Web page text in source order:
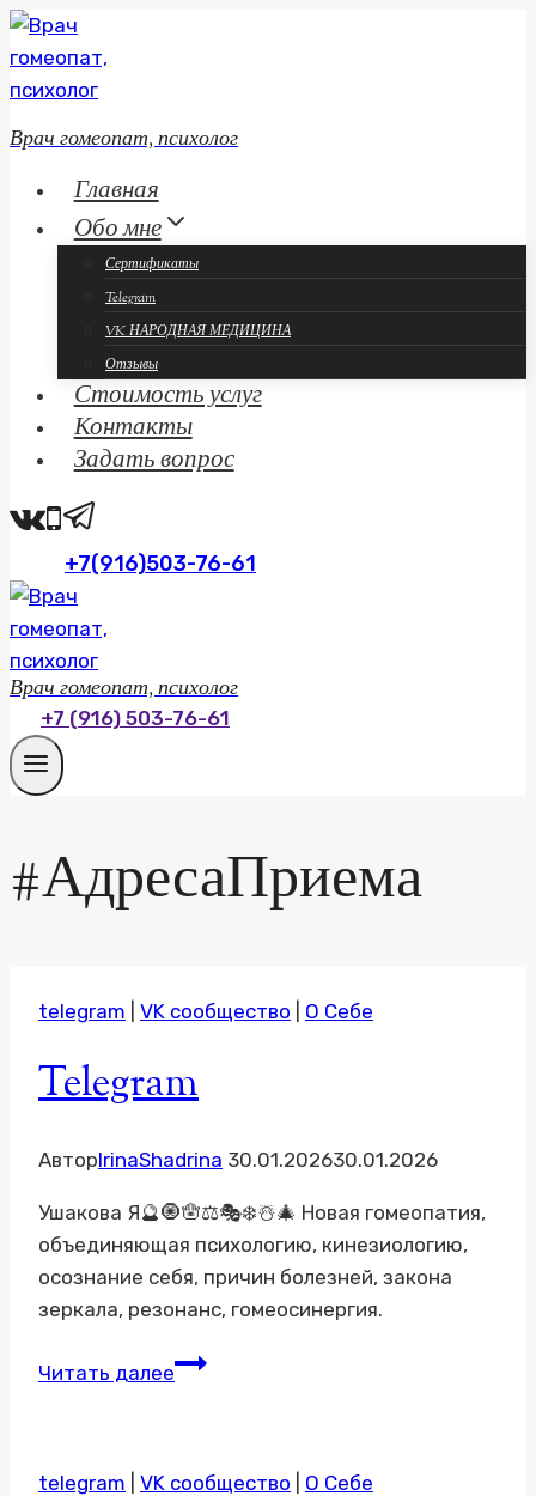
Перейти
к
содержанию
Врач гомеопат, психолог
Главная
Обо мне
Сертификаты
Telegram
VK НАРОДНАЯ МЕДИЦИНА
Отзывы
Стоимость услуг
Контакты
Задать вопрос
+7(916)503-76-61
Врач гомеопат, психолог
+7 (916) 503-76-61
#АдресаПриема
telegram VK сообщество О Себе
Telegram
АвторIrinaShadrina 30.01.202630.01.2026
Ушакова Я🔮🧿🪬⚖🎭❄️☃️🎄 Новая гомеопатия,
объединяющая психологию, кинезиологию,
осознание себя, причин болезней, закона
зеркала, резонанс, гомеосинергия.
Читать далееTelegram
telegram VK сообщество О Себе